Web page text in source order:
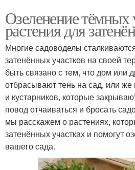
Озеленение тёмных
растения для
Многие садоводелы
затенённых участков на своей
быть связано с тем, что дом или
отбрасывают тень на сад, или же
и кустарников, которые
повод отчаиваться и бросать
мы расскажем о растениях,
затенённых участках и помогут
вашего сада.